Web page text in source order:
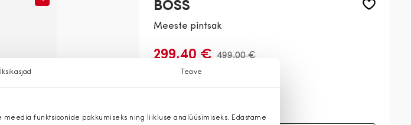
Teave
funktsioonide pakkumiseks ning liikluse analüüsimiseks. Edastame
BOSS
Meeste pintsak
299,40 € 499,00 €